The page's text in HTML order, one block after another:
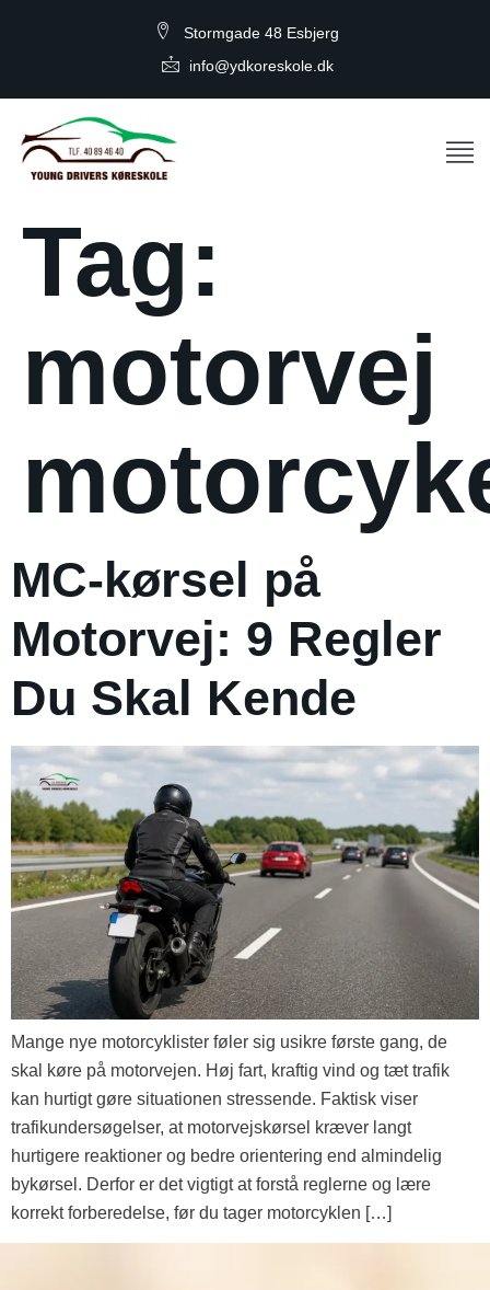
Stormgade 48 Esbjerg
info@ydkoreskole.dk
Tag:
motorvej
MC-kørsel på
Motorvej: 9 Regler
Du Skal Kende
Mange nye motorcyklister føler sig usikre første gang, de
skal køre på motorvejen. Høj fart, kraftig vind og tæt trafik
kan hurtigt gøre situationen stressende. Faktisk viser
trafikundersøgelser, at motorvejskørsel kræver langt
hurtigere reaktioner og bedre orientering end almindelig
bykørsel. Derfor er det vigtigt at forstå reglerne og lære
korrekt forberedelse, før du tager motorcyklen […]